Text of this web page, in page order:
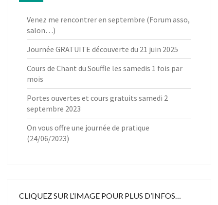
Venez me rencontrer en septembre (Forum asso,
salon…)
Journée GRATUITE découverte du 21 juin 2025
Cours de Chant du Souffle les samedis 1 fois par
mois
Portes ouvertes et cours gratuits samedi 2
septembre 2023
On vous offre une journée de pratique
(24/06/2023)
CLIQUEZ SUR L’IMAGE POUR PLUS D’INFOS…